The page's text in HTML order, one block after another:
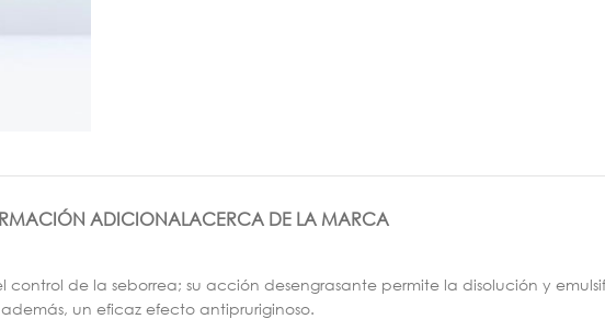
ADICIONALACERCA DE LA MARCA
de la seborrea; su acción desengrasante permite la disolución y
un eficaz efecto antipruriginoso.